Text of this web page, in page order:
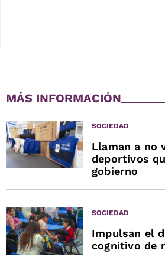
MÁS INFORMACIÓN
SOCIEDAD
Llaman a no
deportivos
gobierno
SOCIEDAD
Impulsan el
cognitivo de